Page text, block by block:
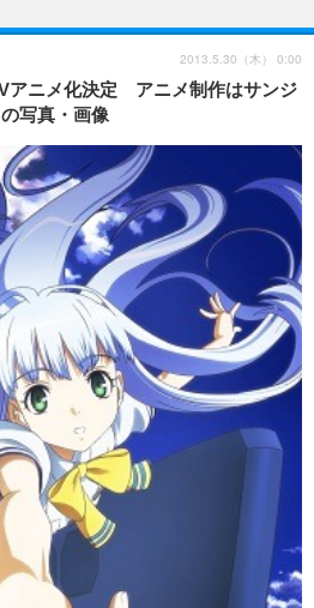
グッズ
ビジネス
アーティスト
実写
イベント
座談会
映画/ドラマ
ABEMA Cafe
アニメ化決定 アニメ制作はサンジ
写真・画像
2013.5.30（木） 0:00